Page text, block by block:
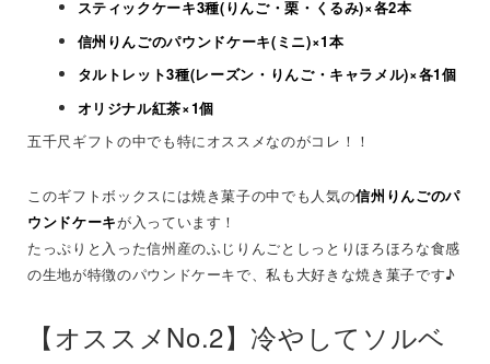
スティックケーキ3種(りんご・栗・くるみ)×各2本
信州りんごのパウンドケーキ(ミニ)×1本
タルトレット3種(レーズン・りんご・キャラメル)×各1個
オリジナル紅茶×1個
五千尺ギフトの中でも特にオススメなのがコレ！！
このギフトボックスには焼き菓子の中でも人気の信州りんごのパ
ウンドケーキが入っています！
たっぷりと入った信州産のふじりんごとしっとりほろほろな食感
の生地が特徴のパウンドケーキで、私も大好きな焼き菓子です♪
【オススメNo.2】冷やしてソルベ